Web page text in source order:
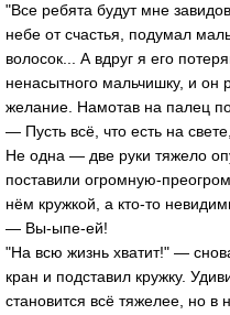
"Все ребята будут мне
небе от счастья, подумал
волосок... А вдруг я его
ненасытного мальчишку, и
желание. Намотав на палец
— Пусть всё, что есть на
Не одна — две руки тяжело
поставили огромную-
нём кружкой, а кто-то
— Вы-ыпе-ей!
"На всю жизнь хватит!" —
кран и подставил кружку.
становится всё тяжелее, но